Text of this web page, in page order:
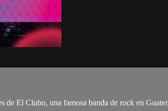
El Clubo, una famosa banda de rock en